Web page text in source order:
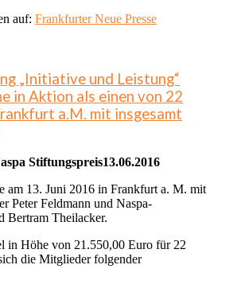
auf:Frankfurter Neue Presse
„Initiative und Leistung“
in Aktion als einen von 22
a.M. mit insgesamt
13.06.2016
am 13. Juni 2016 in Frankfurt a. M. mit
Peter Feldmann und Naspa-
Bertram Theilacker.
in Höhe von 21.550,00 Euro für 22
die Mitglieder folgender